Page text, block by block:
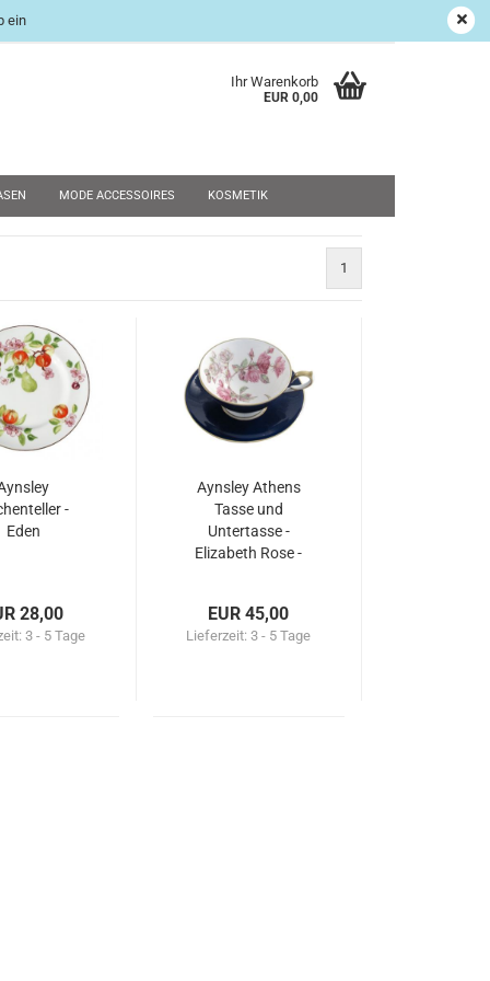
Shop
vergessen?
Ihr Warenkorb
EUR 0,00
ein
MODE ACCESSOIRES KOSMETIK
RESTPOSTEN WEIHNACHTEN SALE NEU
1
-
Eden
28,00
3 - 5 Tage
Aynsley Athens
Tasse und
Untertasse -
Elizabeth Rose -
EUR 45,00
Lieferzeit:3 - 5 Tage